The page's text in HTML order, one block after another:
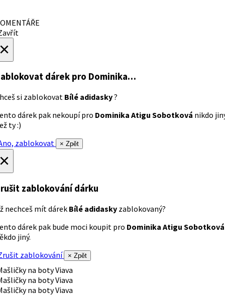
dárek pro Dominika…
si zablokovat Bílé adidasky?
dárek pak nekoupí pro Dominika Atigu Sobotková nikdo
ty :)
zablokovat
× Zpět
zablokování dárku
nechceš mít dárek Bílé adidasky zablokovaný?
dárek pak bude moci koupit pro Dominika Atigu Sobotková
jiný.
zablokování
× Zpět